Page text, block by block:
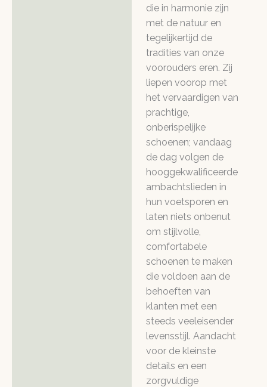
die in harmonie zijn
met de natuur en
tegelijkertijd de
tradities van onze
voorouders eren. Zij
liepen voorop met
het vervaardigen van
prachtige,
onberispelijke
schoenen; vandaag
de dag volgen de
hooggekwalificeerde
ambachtslieden in
hun voetsporen en
laten niets onbenut
om stijlvolle,
comfortabele
schoenen te maken
die voldoen aan de
behoeften van
klanten met een
steeds veeleisender
levensstijl. Aandacht
voor de kleinste
details en een
zorgvuldige